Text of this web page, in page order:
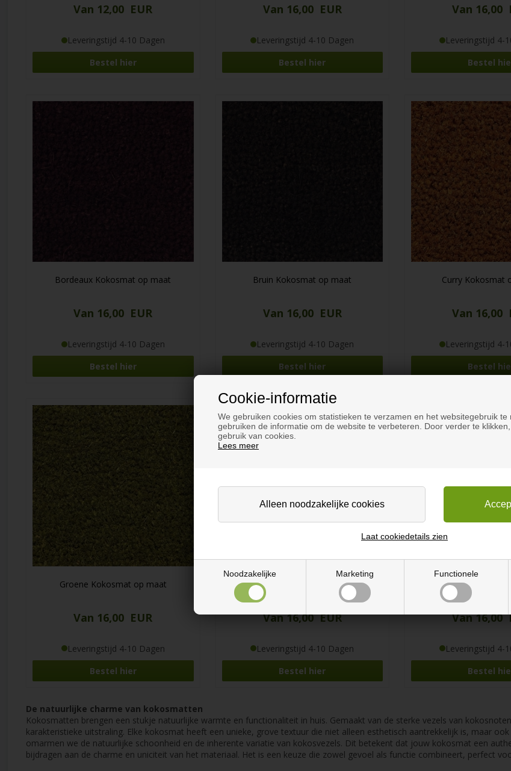
Cookie-informatie
We gebruiken cookies om statistieken te verzamen en het websitegebruik te
gebruiken de informatie om de website te verbeteren. Door verder te
gebruik van cookies.
Lees meer
Noodzakelijke Marketing Functionele
Laat cookiedetails zien
Van 12,00 EUR
Leveringstijd 4-10 Dagen
Bestel hier
Van 16,00 EUR
Leveringstijd 4-10 Dagen
Bestel hier
Van 16,00
Leveringstijd 4-
Bestel
Bordeaux Kokosmat op maat
Van 16,00 EUR
Leveringstijd 4-10 Dagen
Bestel hier
Bruin Kokosmat op maat
Van 16,00 EUR
Leveringstijd 4-10 Dagen
Bestel hier
Curry Kokosmat
Van 16,00
Leveringstijd 4-
Bestel
Groene Kokosmat op maat
Van 16,00 EUR
Leveringstijd 4-10 Dagen
Bestel hier
Rood Kokosmat op maat
Van 16,00 EUR
Leveringstijd 4-10 Dagen
Bestel hier
Terracotta
Van 16,00
Leveringstijd 4-
Bestel
De natuurlijke charme van kokosmatten
Kokosmatten brengen een stukje natuurlijke warmte en functionaliteit in huis. Gemaakt van de sterke vezels van
karakteristieke uitstraling. Elke kokosmat heeft een unieke, grove textuur die niet alleen esthetisch aantrekkelijk is, maar
omarmen we de natuurlijke schoonheid en de inherente variatie van kokosvezels. Dit betekent dat jouw kokosmat een
bijdragen aan de charme en uniciteit van het materiaal. Het is een keuze die zowel gevoel als functie combineert, perfect